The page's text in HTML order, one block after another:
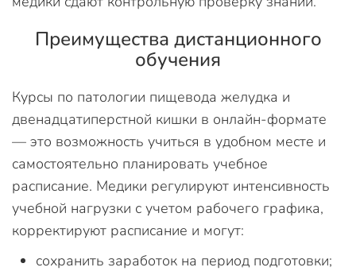
Преимущества дистанционного
обучения
Курсы по патологии пищевода желудка и
двенадцатиперстной кишки в онлайн-формате
— это возможность учиться в удобном месте и
самостоятельно планировать учебное
расписание. Медики регулируют интенсивность
учебной нагрузки с учетом рабочего графика,
корректируют расписание и могут:
сохранить заработок на период подготовки;